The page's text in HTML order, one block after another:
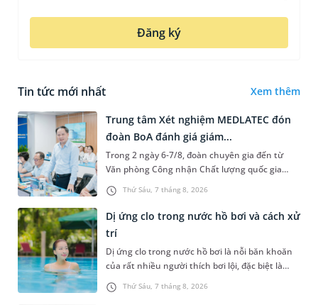
Đăng ký
Tin tức mới nhất Xem thêm
Thứ Sáu, 7 tháng 8, 2026
Trung tâm Xét nghiệm MEDLATEC đón
đoàn BoA đánh giá giám...
Trong 2 ngày 6-7/8, đoàn chuyên gia đến từ
Văn phòng Công nhận Chất lượng quốc gia
(BoA) đã ghi nhận và đánh giá cao nỗ lực duy trì
hệ thống quản lý chất lượ...
Thứ Sáu, 7 tháng 8, 2026
Dị ứng clo trong nước hồ bơi và cách xử
trí
Dị ứng clo trong nước hồ bơi là nỗi băn khoăn
của rất nhiều người thích bơi lội, đặc biệt là
những trường hợp thường xuyên bơi ở những
hồ bơi nhân tạo. Bài v...